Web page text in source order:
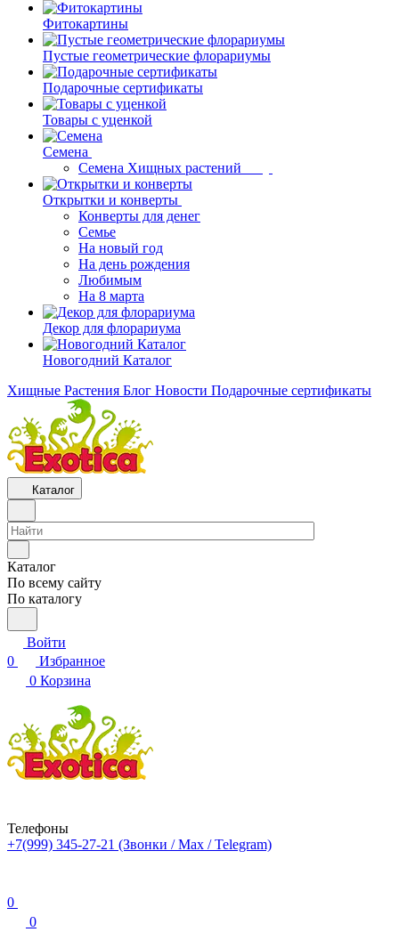
Фитокартины
Пустые геометрические флорариумы
Подарочные сертификаты
Товары с уценкой
Семена
Семена Хищных растений
Открытки и конверты
Конверты для денег
Семье
На новый год
На день рождения
Любимым
На 8 марта
Декор для флорариума
Новогодний Каталог
Хищные Растения Блог Новости Подарочные сертификаты
Каталог
Каталог
По всему сайту
По каталогу
Войти
0
Избранное
0 Корзина
Телефоны
+7(999) 345-27-21 (Звонки / Max / Telegram)
0
0